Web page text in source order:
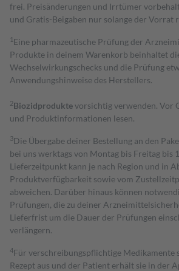
frei. Preisänderungen und Irrtümer
und Gratis-Beigaben nur solange der Vorrat
1 Eine pharmazeutische Prüfung der
Produkte in deinem Warenkorb beinhaltet
Wechselwirkungschecks und die Prüfung
Anwendungshinweise des Herstellers.
2Biozidproduktevorsichtig verwenden. Vor
und Produktinformationen lesen.
3Die Übergabe deiner Bestellung an den
bei uns werktags von Montag bis Freitag bis
Lieferzeitpunkt kann je nach Region und in
Produktverfügbarkeit sowie vom
abweichen. Darüber hinaus können
Prüfungen, die zu deiner
Lieferfrist um die Dauer der Prüfungen
verlängern.
4Für verschreibungspflichtige Medikamente
Rezept aus und der Patient erhält sie in der